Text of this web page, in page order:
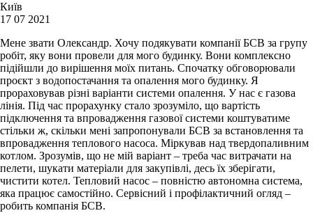
Київ
17 07 2021
Мене звати Олександр. Хочу подякувати компанії БСВ за групу
робіт, яку вони провели для мого будинку. Вони комплексно
підійшли до вирішення моїх питань. Спочатку обговорювали
проєкт з водопостачання та опалення мого будинку. Я
прораховував різні варіанти системи опалення. У нас є газова
лінія. Під час прорахунку стало зрозуміло, що вартість
підключення та впровадження газової системи коштуватиме
стільки ж, скільки мені запропонували БСВ за встановлення та
впровадження теплового насоса. Міркував над твердопаливним
котлом. Зрозумів, що не мій варіант – треба час витрачати на
пелети, шукати матеріали для закупівлі, десь їх зберігати,
чистити котел. Тепловий насос – повністю автономна система,
яка працює самостійно. Сервісний і профілактичний огляд –
робить компанія БСВ.